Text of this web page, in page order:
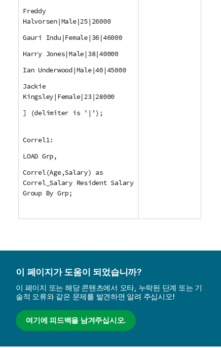
Freddy
Halvorsen|Male|25|26000
Gauri Indu|Female|36|46000
Harry Jones|Male|38|40000
Ian Underwood|Male|40|45000
Jackie
Kingsley|Female|23|28000
] (delimiter is '|');
Correl1:
LOAD Grp,
Correl(Age,Salary) as
Correl_Salary Resident Salary
Group By Grp;
이 페이지가 도움이 되었습니까?
이 페이지 또는 해당 콘텐츠에서 오타, 누락된 단계 또는 기
술적 오류와 같은 문제를 발견하면 알려 주십시오!
여기에 피드백을 남겨주십시오.